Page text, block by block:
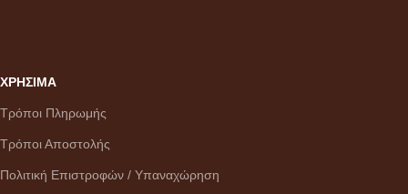
ΧΡΗΣΙΜΑ
Τρόποι Πληρωμής
Τρόποι Αποστολής
Πολιτική Επιστροφών / Υπαναχώρηση